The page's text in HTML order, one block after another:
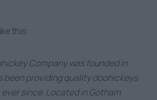
this:
Company was founded in
been providing quality doohickeys
since. Located in Gotham